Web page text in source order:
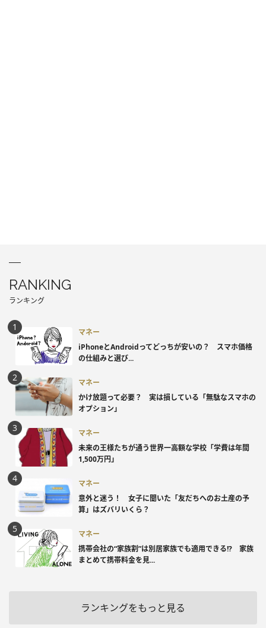
RANKING
ランキング
マネー
iPhoneとAndroidってどっちが安いの？ スマホ価格
の仕組みと選び...
マネー
かけ放題って必要？ 実は損している「無駄なスマホの
オプション」
マネー
未来の王様たちが通う世界一高額な学校「学費は年間
1,500万円」
マネー
意外と迷う！ 女子に聞いた「友だちへのお土産の予
算」はズバリいくら？
マネー
携帯会社の“家族割”は別居家族でも適用できる!? 家族
まとめて携帯料金を見...
ランキングをもっと見る